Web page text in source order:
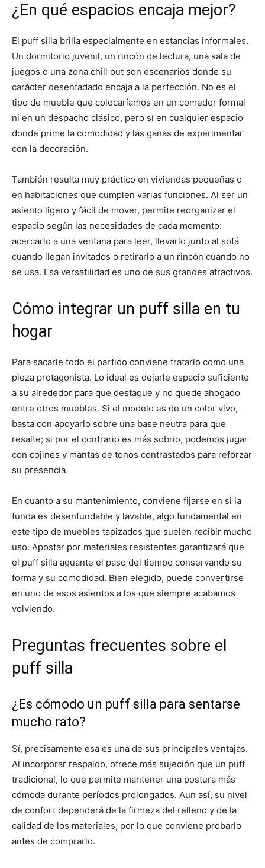
¿En qué espacios encaja mejor?
El puff silla brilla especialmente en estancias informales.
Un dormitorio juvenil, un rincón de lectura, una sala de
juegos o una zona chill out son escenarios donde su
carácter desenfadado encaja a la perfección. No es el
tipo de mueble que colocaríamos en un comedor formal
ni en un despacho clásico, pero sí en cualquier espacio
donde prime la comodidad y las ganas de experimentar
con la decoración.
También resulta muy práctico en viviendas pequeñas o
en habitaciones que cumplen varias funciones. Al ser un
asiento ligero y fácil de mover, permite reorganizar el
espacio según las necesidades de cada momento:
acercarlo a una ventana para leer, llevarlo junto al sofá
cuando llegan invitados o retirarlo a un rincón cuando no
se usa. Esa versatilidad es uno de sus grandes atractivos.
Cómo integrar un puff silla en tu
hogar
Para sacarle todo el partido conviene tratarlo como una
pieza protagonista. Lo ideal es dejarle espacio suficiente
a su alrededor para que destaque y no quede ahogado
entre otros muebles. Si el modelo es de un color vivo,
basta con apoyarlo sobre una base neutra para que
resalte; si por el contrario es más sobrio, podemos jugar
con cojines y mantas de tonos contrastados para reforzar
su presencia.
En cuanto a su mantenimiento, conviene fijarse en si la
funda es desenfundable y lavable, algo fundamental en
este tipo de muebles tapizados que suelen recibir mucho
uso. Apostar por materiales resistentes garantizará que
el puff silla aguante el paso del tiempo conservando su
forma y su comodidad. Bien elegido, puede convertirse
en uno de esos asientos a los que siempre acabamos
volviendo.
Preguntas frecuentes sobre el
puff silla
¿Es cómodo un puff silla para sentarse
mucho rato?
Sí, precisamente esa es una de sus principales ventajas.
Al incorporar respaldo, ofrece más sujeción que un puff
tradicional, lo que permite mantener una postura más
cómoda durante períodos prolongados. Aun así, su nivel
de confort dependerá de la firmeza del relleno y de la
calidad de los materiales, por lo que conviene probarlo
antes de comprarlo.